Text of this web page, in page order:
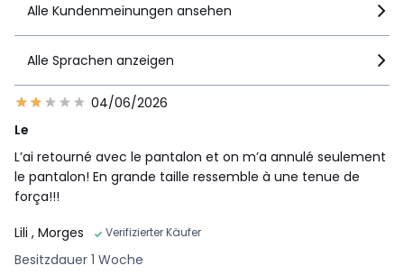
Alle Kundenmeinungen ansehen
Alle Sprachen anzeigen
04/06/2026
Le
L’ai retourné avec le pantalon et on m’a annulé seulement
le pantalon! En grande taille ressemble à une tenue de
força!!!
Lili , Morges Verifizierter Käufer
Besitzdauer 1 Woche